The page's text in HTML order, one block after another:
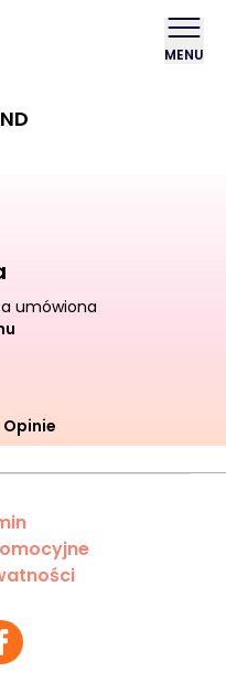
MENU
umówiona
Opinie